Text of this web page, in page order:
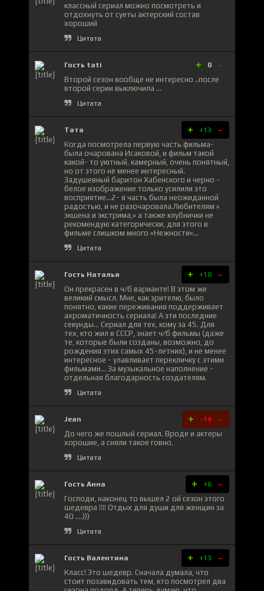
классный сериал можно посмотреть и
отдохнуть от суеты актерский состав
хороший
Цитата
Гость tati + 0 -
Второй сезон вообще не интересно ..после
второй серии выключила ...
Цитата
Тата + +13 -
Когда посмотрела первую часть фильма-
была очарована Исаковой, и фильм такой
какой- то уютный, камерный, очень понятный,
но от этого не менее интересный.
Задушевный баритон Хабенского и черно -
белое изображение только усилили это
восприятие…2- я часть была неожиданной
радостью, и не разочаровала.Любителям «
экшена и экстрима,» а также клубнички не
рекомендую категорически, для этого в
фильме слишком много «Нежности»…
Цитата
Гость Наталья + +10 -
Он прекрасен в ч/б варианте! В этом же
великий смысл. Мне, как зрителю, было
понятно, какие переживания поддерживает
ахроматичность сериала! А эти последние
секунды... Сериал для тех, кому за 45. Для
тех, кто жил в СССР, знает ч/б фильмы (даже
те, которые были созданы, возможно, до
рождения этих самых 45-летних), и не менее
интересное - улавливает перекличку с этими
фильмами... За музыкальное наполнение -
отдельная благодарность создателям.
Цитата
Jean + -14 -
До чего же пошлый сериал. Вроде и актеры
хорошие, а сняли такое говно.
Цитата
Гость Анна + +6 -
Господи, наконец то вышел 2 ой сезон этого
шедевра !!!! Отдых для души для женщин за
40 ....)))
Цитата
Гость Валентина + +13 -
Класс! Это шедевр. Сначала думала, что
стоит позавидовать тем, кто посмотрел два